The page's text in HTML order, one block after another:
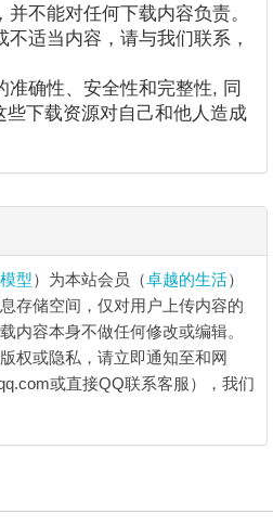
不能对任何下载内容负责。
适当内容，请与我们联系，
准确性、安全性和完整性, 同
些下载资源对自己和他人造成
型）为本站会员（卓越的生活）
存储空间，仅对用户上传内容的
内容本身不做任何修改或编辑。
权或隐私，请立即通知至和网
或直接QQ联系客服），我们